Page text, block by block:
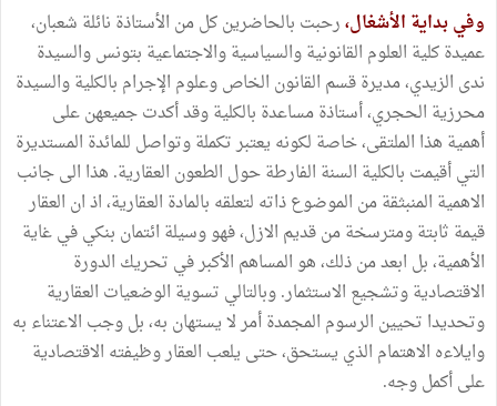
وفي بداية الأشغال،رحبت بالحاضرين كل من الأستاذة نائلة شعبان،
عميدة كلية العلوم القانونية والسياسية والاجتماعية بتونس والسيدة
ندى الزيدي، مديرة قسم القانون الخاص وعلوم الإجرام بالكلية والسيدة
محرزية الحجري، أستاذة مساعدة بالكلية وقد أكدت جميعهن على
أهمية هذا الملتقى، خاصة لكونه يعتبر تكملة وتواصل للمائدة المستديرة
التي أقيمت بالكلية السنة الفارطة حول الطعون العقارية. هذا الى جانب
الاهمية المنبثقة من الموضوع ذاته لتعلقه بالمادة العقارية، اذ ان العقار
قيمة ثابتة ومترسخة من قديم الازل، فهو وسيلة ائتمان بنكي في غاية
الأهمية، بل ابعد من ذلك، هو المساهم الأكبر في تحريك الدورة
الاقتصادية وتشجيع الاستثمار. وبالتالي تسوية الوضعيات العقارية
وتحديدا تحيين الرسوم المجمدة أمر لا يستهان به، بل وجب الاعتناء به
وايلاءه الاهتمام الذي يستحق، حتى يلعب العقار وظيفته الاقتصادية
على أكمل وجه.